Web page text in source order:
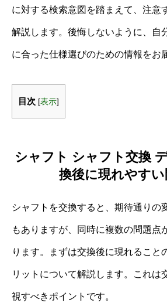
に対する検索意図を踏まえて、注意
解説します。後悔しないように、自
に合った仕様選びのための情報をお
目次 [表示]
シャフト シャフト交換
換後に現れやすい
シャフトを交換すると、期待通りの
もありますが、同時に複数の問題点
ります。まずは交換後に現れること
リットについて解説します。これは
視すべきポイントです。